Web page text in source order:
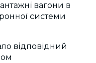
вагони в
системи
відповідний